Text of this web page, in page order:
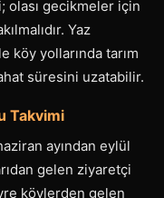
olası gecikmeler için
Yaz
köy yollarında tarım
süresini uzatabilir.
Takvimi
ayından eylül
gelen ziyaretçi
köylerden gelen